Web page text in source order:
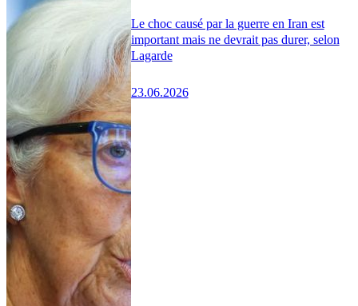
Le choc causé par la guerre en Iran est
important mais ne devrait pas durer, selon
Lagarde
23.06.2026